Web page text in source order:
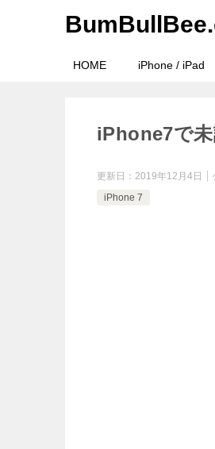
HOME iPhone / iPad
iPhone7で
更新日： 2019年12月4日
iPhone 7